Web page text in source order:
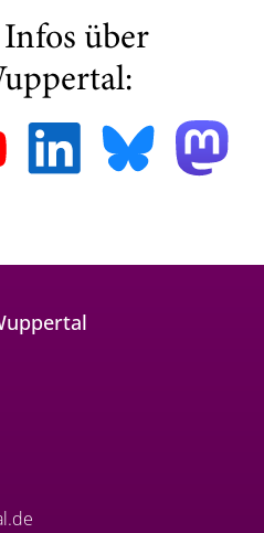
über